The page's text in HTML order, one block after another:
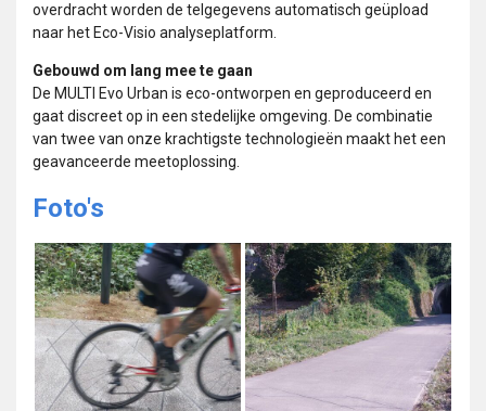
overdracht worden de telgegevens automatisch geüpload
naar het Eco-Visio analyseplatform.
Gebouwd om lang mee te gaan
De MULTI Evo Urban is eco-ontworpen en geproduceerd en
gaat discreet op in een stedelijke omgeving. De combinatie
van twee van onze krachtigste technologieën maakt het een
geavanceerde meetoplossing.
Foto's